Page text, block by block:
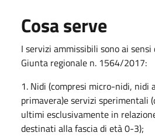
Cosa serve
I servizi ammissibili sono ai sensi
Giunta regionale n. 1564/2017:
1. Nidi (compresi micro-nidi, nidi
primavera)e servizi sperimentali
ultimi esclusivamente in
destinati alla fascia di età 0-3);